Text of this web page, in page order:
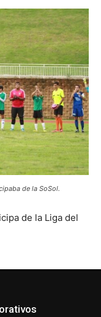
de la SoSol.
de la Liga del